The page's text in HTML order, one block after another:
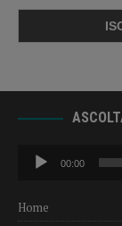
Audio
Player
00:00
Home